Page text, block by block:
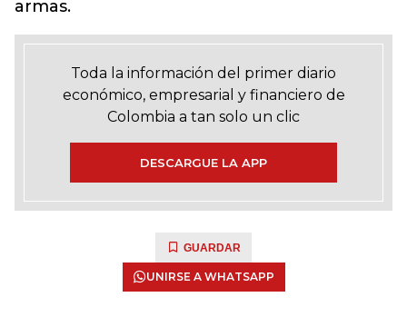
armas.
Toda la información del primer diario
económico, empresarial y financiero de
Colombia a tan solo un clic
DESCARGUE LA APP
GUARDAR
UNIRSE A WHATSAPP